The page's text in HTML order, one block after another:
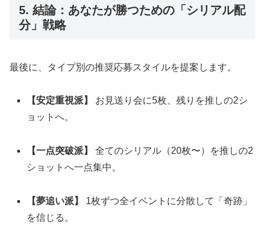
5. 結論：あなたが勝つための「シリアル配
分」戦略
最後に、タイプ別の推奨応募スタイルを提案します。
【安定重視派】
お見送り会に5枚、残りを推しの2シ
ョットへ。
【一点突破派】
全てのシリアル（20枚〜）を推しの2
ショットへ一点集中。
【夢追い派】
1枚ずつ全イベントに分散して「奇跡」
を信じる。